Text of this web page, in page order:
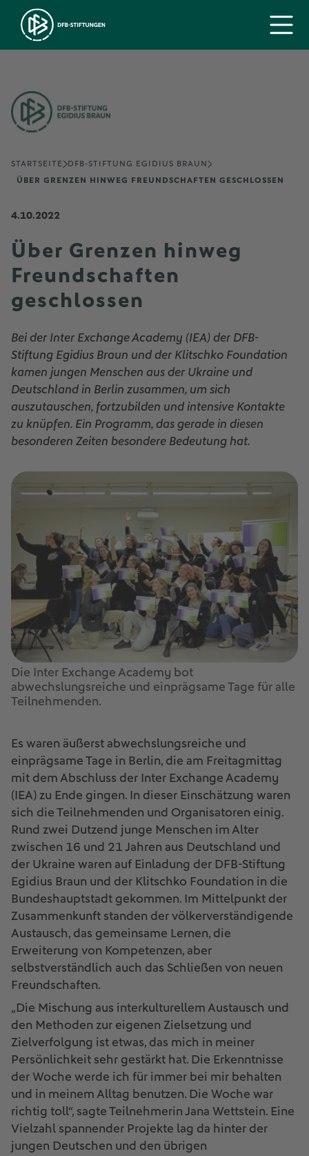
STARTSEITE
DFB-STIFTUNG EGIDIUS BRAUN
ÜBER GRENZEN HINWEG FREUNDSCHAFTEN GESCHLOSSEN
4.10.2022
Über Grenzen hinweg
Freundschaften
geschlossen
Bei der Inter Exchange Academy (IEA) der DFB-
Stiftung Egidius Braun und der Klitschko Foundation
kamen jungen Menschen aus der Ukraine und
Deutschland in Berlin zusammen, um sich
auszutauschen, fortzubilden und intensive Kontakte
zu knüpfen. Ein Programm, das gerade in diesen
besonderen Zeiten besondere Bedeutung hat.
Die Inter Exchange Academy bot
abwechslungsreiche und einprägsame Tage für alle
Teilnehmenden.
Es waren äußerst abwechslungsreiche und
einprägsame Tage in Berlin, die am Freitagmittag
mit dem Abschluss der Inter Exchange Academy
(IEA) zu Ende gingen. In dieser Einschätzung waren
sich die Teilnehmenden und Organisatoren einig.
Rund zwei Dutzend junge Menschen im Alter
zwischen 16 und 21 Jahren aus Deutschland und
der Ukraine waren auf Einladung der DFB-Stiftung
Egidius Braun und der Klitschko Foundation in die
Bundeshauptstadt gekommen. Im Mittelpunkt der
Zusammenkunft standen der völkerverständigende
Austausch, das gemeinsame Lernen, die
Erweiterung von Kompetenzen, aber
selbstverständlich auch das Schließen von neuen
Freundschaften.
„Die Mischung aus interkulturellem Austausch und
den Methoden zur eigenen Zielsetzung und
Zielverfolgung ist etwas, das mich in meiner
Persönlichkeit sehr gestärkt hat. Die Erkenntnisse
der Woche werde ich für immer bei mir behalten
und in meinem Alltag benutzen. Die Woche war
richtig toll“, sagte Teilnehmerin Jana Wettstein. Eine
Vielzahl spannender Projekte lag da hinter der
jungen Deutschen und den übrigen